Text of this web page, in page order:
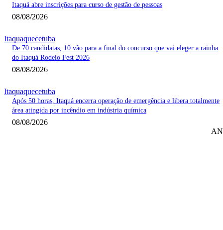
Itaquá abre inscrições para curso de gestão de pessoas
08/08/2026
Itaquaquecetuba
De 70 candidatas, 10 vão para a final do concurso que vai eleger a rainha
do Itaquá Rodeio Fest 2026
08/08/2026
Itaquaquecetuba
Após 50 horas, Itaquá encerra operação de emergência e libera totalmente
área atingida por incêndio em indústria química
08/08/2026